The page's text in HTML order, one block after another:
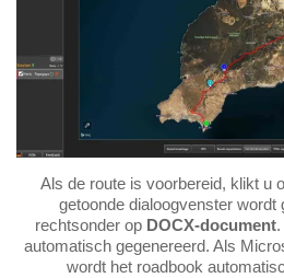
Als de route is voorbereid, klikt u
getoonde dialoogvenster wordt
rechtsonder op DOCX-document.
automatisch gegenereerd. Als
wordt het roadbook